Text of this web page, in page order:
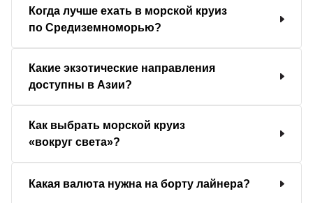
Когда лучше ехать в морской круиз
по Средиземноморью?
Какие экзотические направления
доступны в Азии?
Как выбрать морской круиз
«вокруг света»?
Какая валюта нужна на борту лайнера?